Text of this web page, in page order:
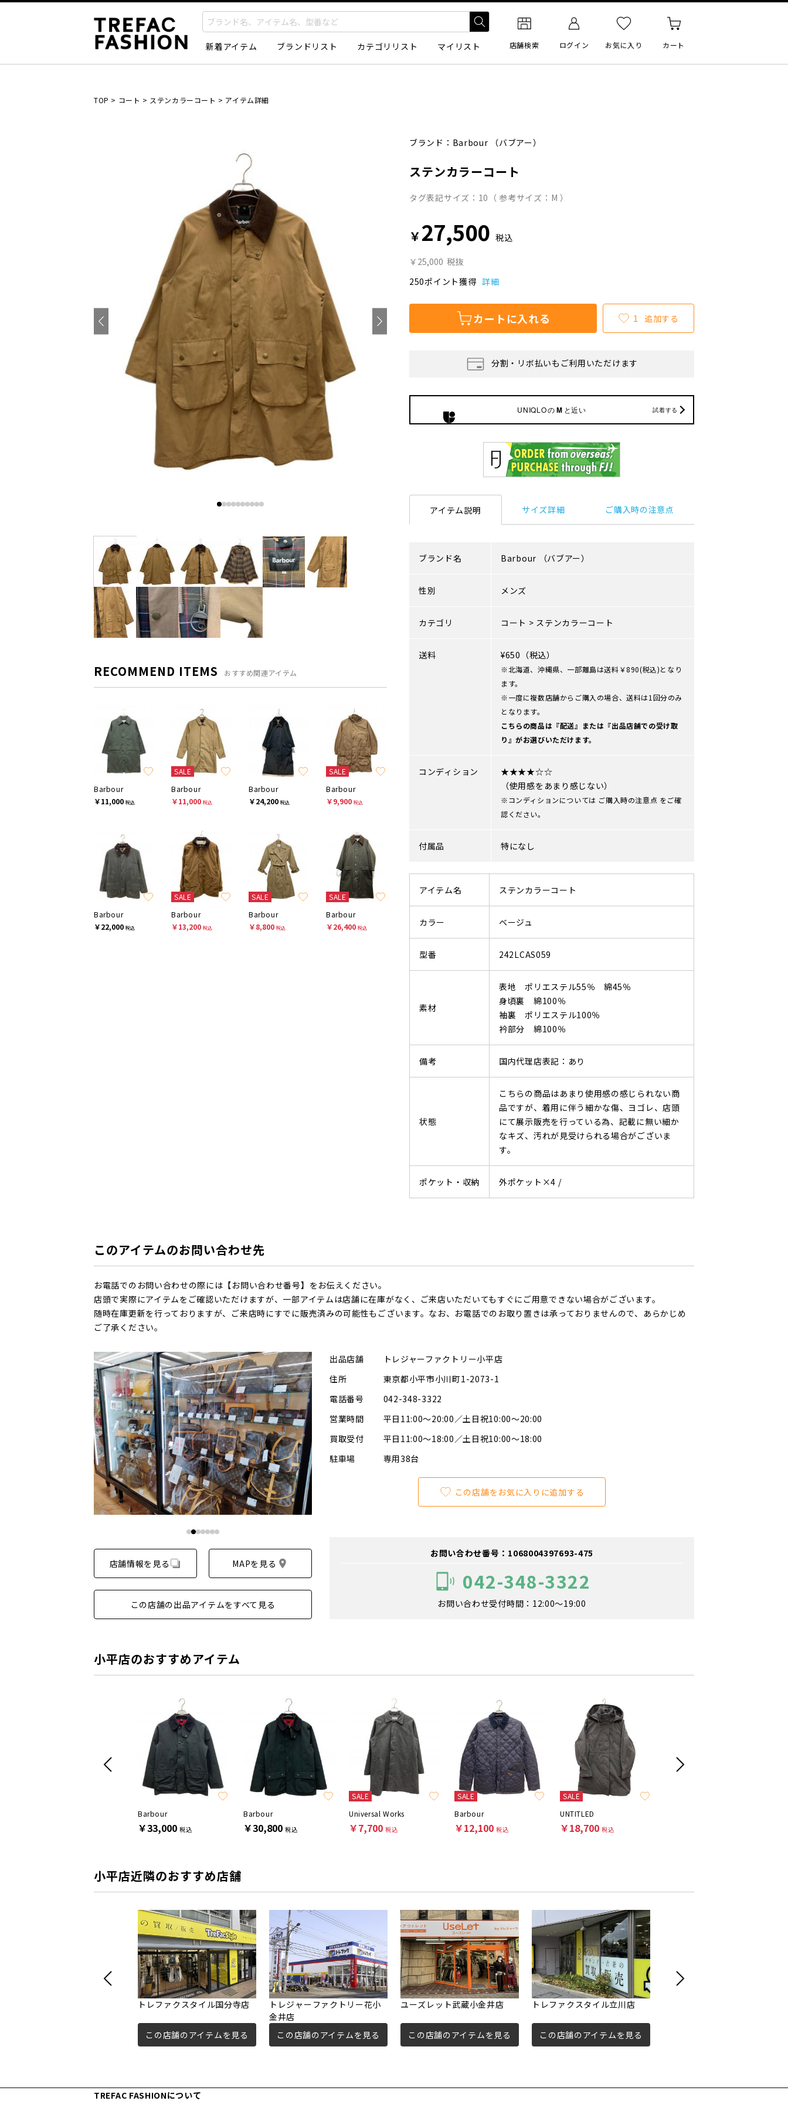
新着アイテム ブランドリスト カテゴリリスト マイリスト 店舗検索 ログイン お気に入り カート
TOP > コート > ステンカラーコート > アイテム詳細
RECOMMEND ITEMS おすすめ関連アイテム
Barbour
￥11,000 税込
SALE
Barbour
￥11,000 税込
Barbour
￥24,200 税込
SALE
Barbour
￥9,900 税込
Barbour
￥22,000 税込
SALE
Barbour
￥13,200 税込
SALE
Barbour
￥8,800 税込
SALE
Barbour
￥26,400 税込
ブランド： Barbour （バブアー）
ステンカラーコート
タグ表記サイズ：10（ 参考サイズ：M ）
￥27,500 税込
￥25,000 税抜
250ポイント獲得 詳細
カートに入れる 1 追加する
分割・リボ払いもご利用いただけます
UNIQLOのM と近い 試着する
アイテム説明 サイズ詳細 ご購入時の注意点
ブランド名 Barbour （バブアー）
性別 メンズ
カテゴリ コート > ステンカラーコート
送料 ¥650（税込）
※北海道、沖縄県、一部離島は送料￥890(税込)となり
ます。
※一度に複数店舗からご購入の場合、送料は1回分のみ
となります。
こちらの商品は『配送』または『出品店舗での受け取
り』がお選びいただけます。
コンディション
★★★★☆☆
（使用感をあまり感じない）
※コンディションについては ご購入時の注意点 をご確
認ください。
付属品 特になし
アイテム名 ステンカラーコート
カラー ベージュ
型番 242LCAS059
素材
表地 ポリエステル55％ 綿45％
身頃裏 綿100％
袖裏 ポリエステル100％
衿部分 綿100％
備考 国内代理店表記：あり
状態
こちらの商品はあまり使用感の感じられない商
品ですが、着用に伴う細かな傷、ヨゴレ、店頭
にて展示販売を行っている為、記載に無い細か
なキズ、汚れが見受けられる場合がございま
す。
ポケット・収納 外ポケット×4 /
このアイテムのお問い合わせ先
お電話でのお問い合わせの際には【お問い合わせ番号】をお伝えください。
店頭で実際にアイテムをご確認いただけますが、一部アイテムは店舗に在庫がなく、ご来店いただいてもすぐにご用意できない場合がございます。
随時在庫更新を行っておりますが、ご来店時にすでに販売済みの可能性もございます。なお、お電話でのお取り置きは承っておりませんので、あらかじめ
ご了承ください。
店舗情報を見る MAPを見る
この店舗の出品アイテムをすべて見る
出品店舗
トレジャーファクトリー小平店
住所
東京都小平市小川町1-2073-1
電話番号
042-348-3322
営業時間
平日11:00～20:00／土日祝10:00～20:00
買取受付
平日11:00～18:00／土日祝10:00～18:00
駐車場
専用38台
この店舗をお気に入りに追加する
お問い合わせ番号：1068004397693-475
042-348-3322
お問い合わせ受付時間：12:00～19:00
小平店のおすすめアイテム
Barbour
￥33,000 税込
Barbour
￥30,800 税込
SALE
Universal Works
￥7,700 税込
SALE
Barbour
￥12,100 税込
SALE
UNTITLED
￥18,700 税込
小平店近隣のおすすめ店舗
トレファクスタイル国分寺店
この店舗のアイテムを見る
トレジャーファクトリー花小
金井店
この店舗のアイテムを見る
ユーズレット武蔵小金井店
この店舗のアイテムを見る
トレファクスタイル立川店
この店舗のアイテムを見る
TREFAC FASHIONについて